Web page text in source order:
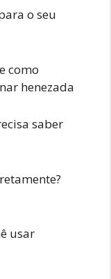
o seu
como
henezada
saber
usar